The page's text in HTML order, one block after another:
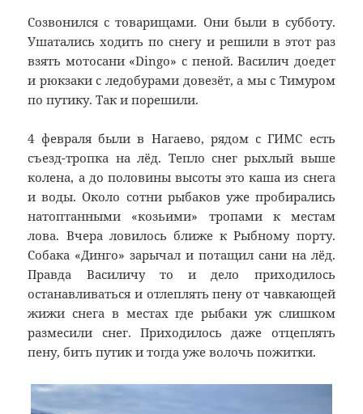
Созвонился с товарищами. Они были в субботу.
Ушатались ходить по снегу и решили в этот раз
взять мотосани «Dingo» с пеной. Василич доедет
и рюкзаки с ледобурами довезёт, а мы с Тимуром
по путику. Так и порешили.
4 февраля были в Нагаево, рядом с ГИМС есть
съезд-тропка на лёд. Тепло снег рыхлый выше
колена, а до половины высоты это каша из снега
и воды. Около сотни рыбаков уже пробирались
натоптанными «козьими» тропами к местам
лова. Вчера ловилось ближе к Рыбному порту.
Собака «Динго» зарычал и потащил сани на лёд.
Правда Василичу то и дело приходилось
останавливаться и отлеплять пену от чавкающей
жижи снега в местах где рыбаки уж слишком
размесили снег. Приходилось даже отцеплять
пену, бить путик и тогда уже волочь пожитки.